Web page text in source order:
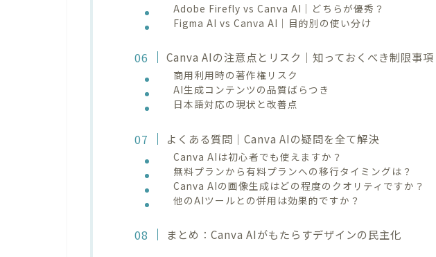
Adobe Firefly vs Canva AI｜どちらが優秀？
Figma AI vs Canva AI｜目的別の使い分け
Canva AIの注意点とリスク｜知っておくべき制限事項
商用利用時の著作権リスク
AI生成コンテンツの品質ばらつき
日本語対応の現状と改善点
よくある質問｜Canva AIの疑問を全て解決
Canva AIは初心者でも使えますか？
無料プランから有料プランへの移行タイミングは？
Canva AIの画像生成はどの程度のクオリティですか？
他のAIツールとの併用は効果的ですか？
まとめ：Canva AIがもたらすデザインの民主化